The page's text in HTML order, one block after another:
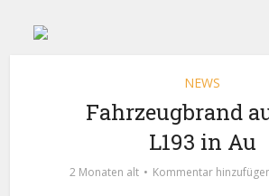
NEWS
Fahrzeugbrand
L193 in Au
2 Monaten alt Kommentar